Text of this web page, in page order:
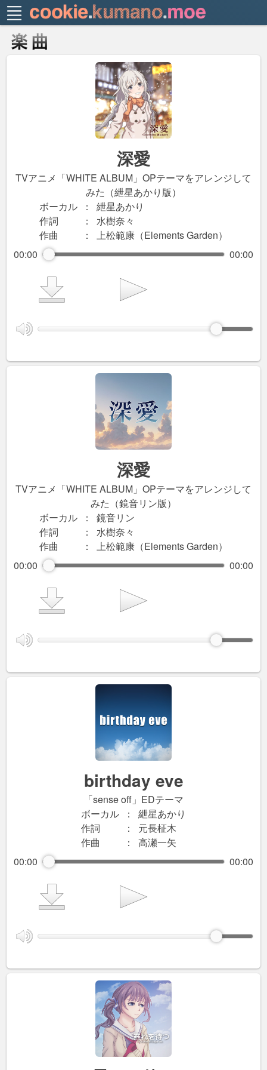
深愛
TVアニメ「WHITE ALBUM」OPテーマをアレンジして
みた（紲星あかり版）
ボーカル
：
紲星あかり
作詞
：
水樹奈々
作曲
：
上松範康（Elements Garden）
00:00
00:00
深愛
TVアニメ「WHITE ALBUM」OPテーマをアレンジして
みた（鏡音リン版）
ボーカル
：
鏡音リン
作詞
：
水樹奈々
作曲
：
上松範康（Elements Garden）
00:00
00:00
birthday eve
「sense off」EDテーマ
ボーカル
：
紲星あかり
作詞
：
元長柾木
作曲
：
高瀬一矢
00:00
00:00